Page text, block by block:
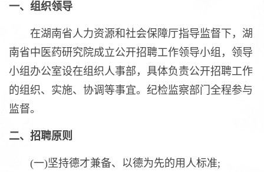
一、组织领导
在湖南省人力资源和社会保障厅指导监督下，湖
南省中医药研究院成立公开招聘工作领导小组，领导
小组办公室设在组织人事部，具体负责公开招聘工作
的组织、实施、协调等事宜。纪检监察部门全程参与
监督。
二、招聘原则
(一)坚持德才兼备、以德为先的用人标准;